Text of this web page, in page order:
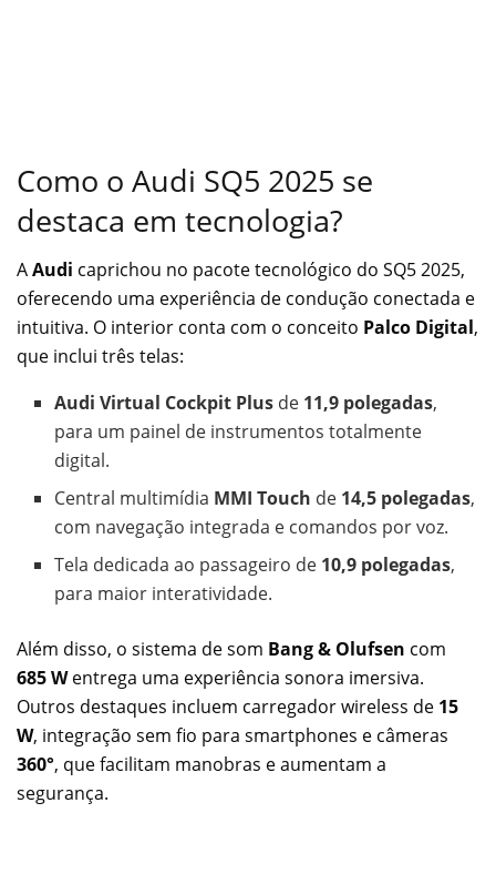
Como o Audi SQ5 2025 se
destaca em tecnologia?
AAudi caprichou no pacote tecnológico do SQ5 2025,
oferecendo uma experiência de condução conectada e
intuitiva. O interior conta com o conceito Palco Digital,
que inclui três telas:
Audi Virtual Cockpit Plus de 11,9 polegadas,
para um painel de instrumentos totalmente
digital.
Central multimídia MMI Touch de 14,5 polegadas,
com navegação integrada e comandos por voz.
Tela dedicada ao passageiro de 10,9 polegadas,
para maior interatividade.
Além disso, o sistema de som Bang & Olufsen com
685 Wentrega uma experiência sonora imersiva.
Outros destaques incluem carregador wireless de 15
W, integração sem fio para smartphones e câmeras
360°, que facilitam manobras e aumentam a
segurança.